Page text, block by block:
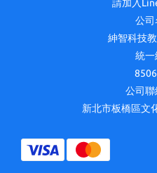
請加入
公司
紳智科技
統一
公司聯
新北市板橋區文